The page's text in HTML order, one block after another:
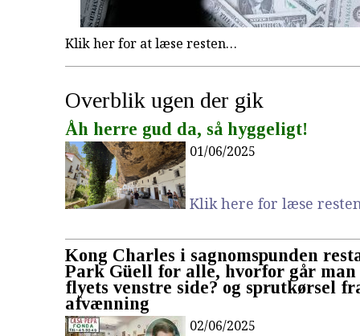
Klik her for at læse resten…
Overblik ugen der gik
Åh herre gud da, så hyggeligt!
01/06/2025
Klik here for læse
Kong Charles i sagnomspunden
Park Güell for alle, hvorfor går
flyets venstre side? og sprutkørsel
afvænning
02/06/2025